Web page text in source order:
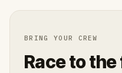
BRING YOUR CREW
Race to